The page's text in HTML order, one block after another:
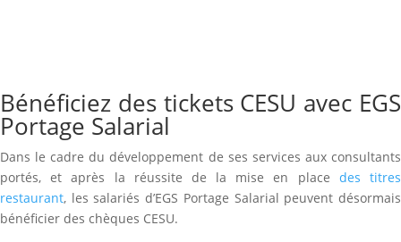
Bénéficiez des tickets CESU avec EGS
Portage Salarial
Dans le cadre du développement de ses services aux consultants
portés, et après la réussite de la mise en place des titres
restaurant, les salariés d’EGS Portage Salarial peuvent désormais
bénéficier des chèques CESU.